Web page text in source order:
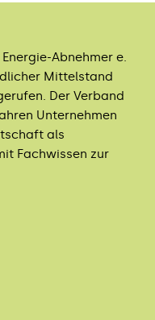
Abnehmer e.
Mittelstand
Der Verband
Unternehmen
als
Fachwissen zur